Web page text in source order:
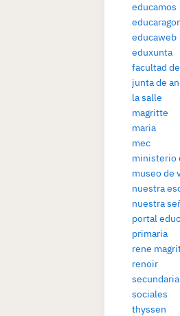
educamos
educaweb
eduxunta
facultad
junta de
la salle
magritte
maria
mec
ministerio
museo de
nuestra
nuestra
portal
primaria
rene
renoir
secundaria
sociales
thyssen